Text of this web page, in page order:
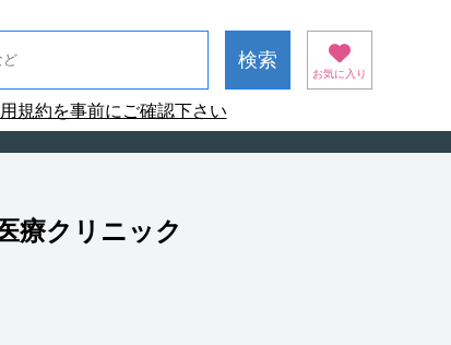
お気に入り
規約を事前にご確認下さい
療クリニック